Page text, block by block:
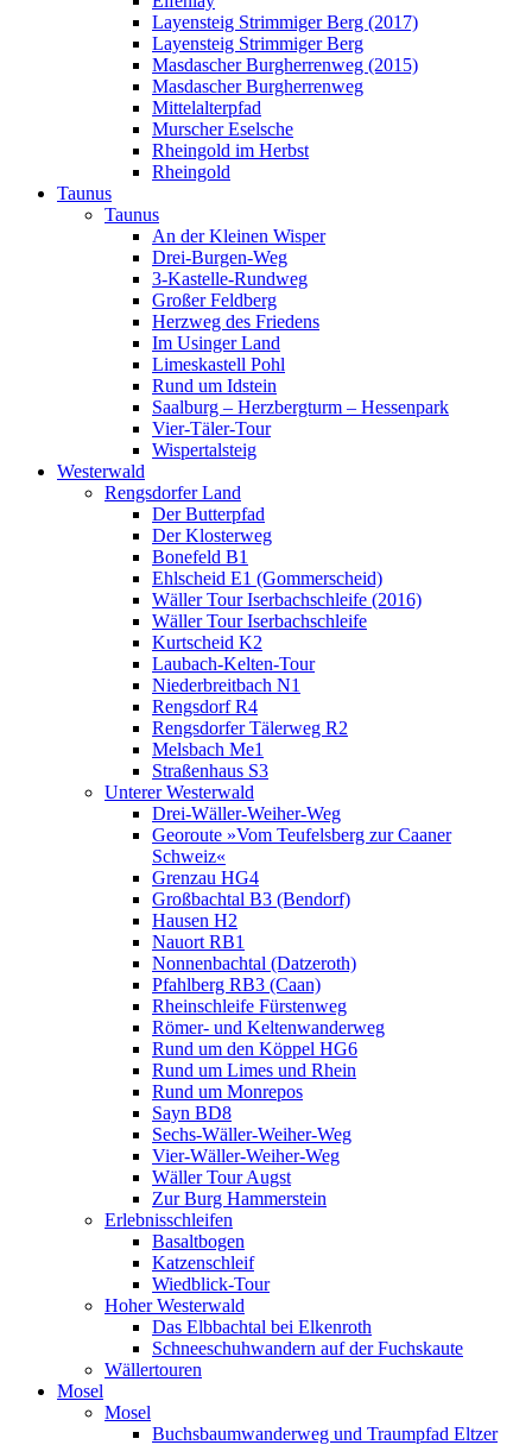
Layensteig Strimmiger Berg (2017)
Layensteig Strimmiger Berg
Masdascher Burgherrenweg (2015)
Masdascher Burgherrenweg
Mittelalterpfad
Murscher Eselsche
Rheingold im Herbst
Rheingold
Taunus
Taunus
An der Kleinen Wisper
Drei-Burgen-Weg
3-Kastelle-Rundweg
Großer Feldberg
Herzweg des Friedens
Im Usinger Land
Limeskastell Pohl
Rund um Idstein
Saalburg – Herzbergturm – Hessenpark
Vier-Täler-Tour
Wispertalsteig
Westerwald
Rengsdorfer Land
Der Butterpfad
Der Klosterweg
Bonefeld B1
Ehlscheid E1 (Gommerscheid)
Wäller Tour Iserbachschleife (2016)
Wäller Tour Iserbachschleife
Kurtscheid K2
Laubach-Kelten-Tour
Niederbreitbach N1
Rengsdorf R4
Rengsdorfer Tälerweg R2
Melsbach Me1
Straßenhaus S3
Unterer Westerwald
Drei-Wäller-Weiher-Weg
Georoute »Vom Teufelsberg zur Caaner
Schweiz«
Grenzau HG4
Großbachtal B3 (Bendorf)
Hausen H2
Nauort RB1
Nonnenbachtal (Datzeroth)
Pfahlberg RB3 (Caan)
Rheinschleife Fürstenweg
Römer- und Keltenwanderweg
Rund um den Köppel HG6
Rund um Limes und Rhein
Rund um Monrepos
Sayn BD8
Sechs-Wäller-Weiher-Weg
Vier-Wäller-Weiher-Weg
Wäller Tour Augst
Zur Burg Hammerstein
Erlebnisschleifen
Basaltbogen
Katzenschleif
Wiedblick-Tour
Hoher Westerwald
Das Elbbachtal bei Elkenroth
Schneeschuhwandern auf der Fuchskaute
Wällertouren
Mosel
Mosel
Buchsbaumwanderweg und Traumpfad Eltzer